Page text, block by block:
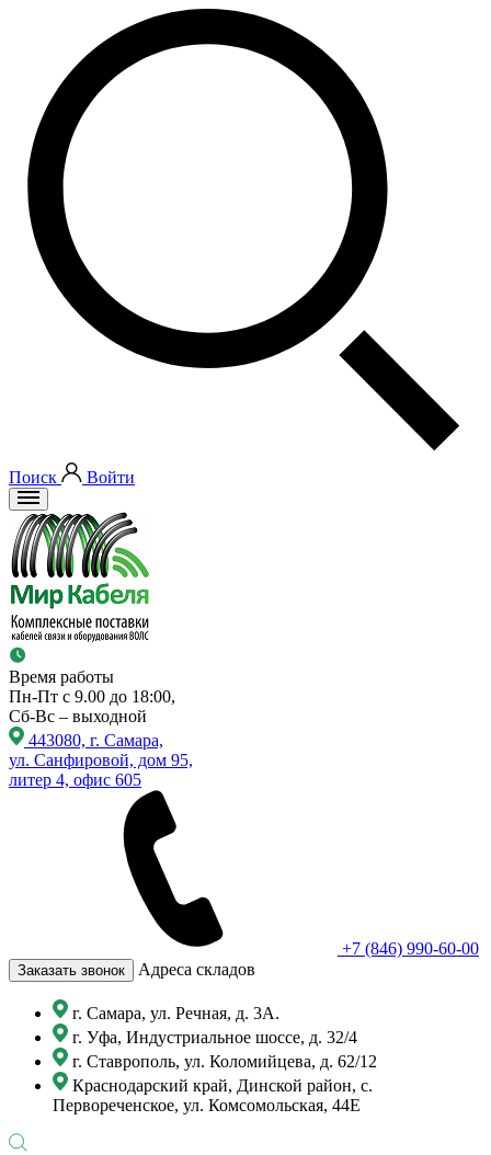
Поиск Войти
Время работы
Пн-Пт с 9.00 до 18:00,
Сб-Вс – выходной
443080, г. Самара,
ул. Санфировой, дом 95,
литер 4, офис 605
+7 (846) 990-60-00
Заказать звонок Адреса складов
г. Самара, ул. Речная, д. 3А.
г. Уфа, Индустриальное шоссе, д. 32/4
г. Ставрополь, ул. Коломийцева, д. 62/12
Краснодарский край, Динской район, с.
Первореченское, ул. Комсомольская, 44Е